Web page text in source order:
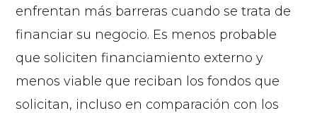
enfrentan más barreras cuando se trata de
financiar su negocio. Es menos probable
que soliciten financiamiento externo y
menos viable que reciban los fondos que
solicitan, incluso en comparación con los